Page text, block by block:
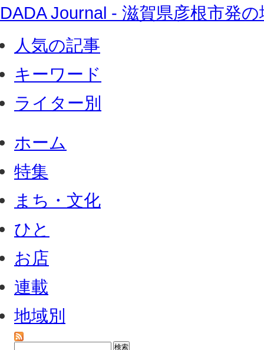
DADA Journal - 滋賀県彦根市発
人気の記事
キーワード
ライター別
ホーム
特集
まち・文化
ひと
お店
連載
地域別